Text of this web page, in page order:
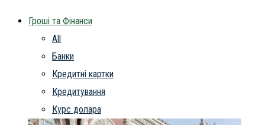
Гроші та Фінанси
All
Банки
Кредитні картки
Кредитування
Курс долара